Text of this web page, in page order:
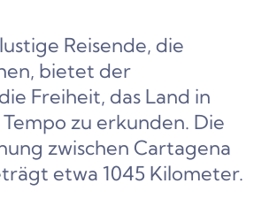
Reisende, die
bietet der
Freiheit, das Land in
zu erkunden. Die
zwischen Cartagena
etwa 1045 Kilometer.